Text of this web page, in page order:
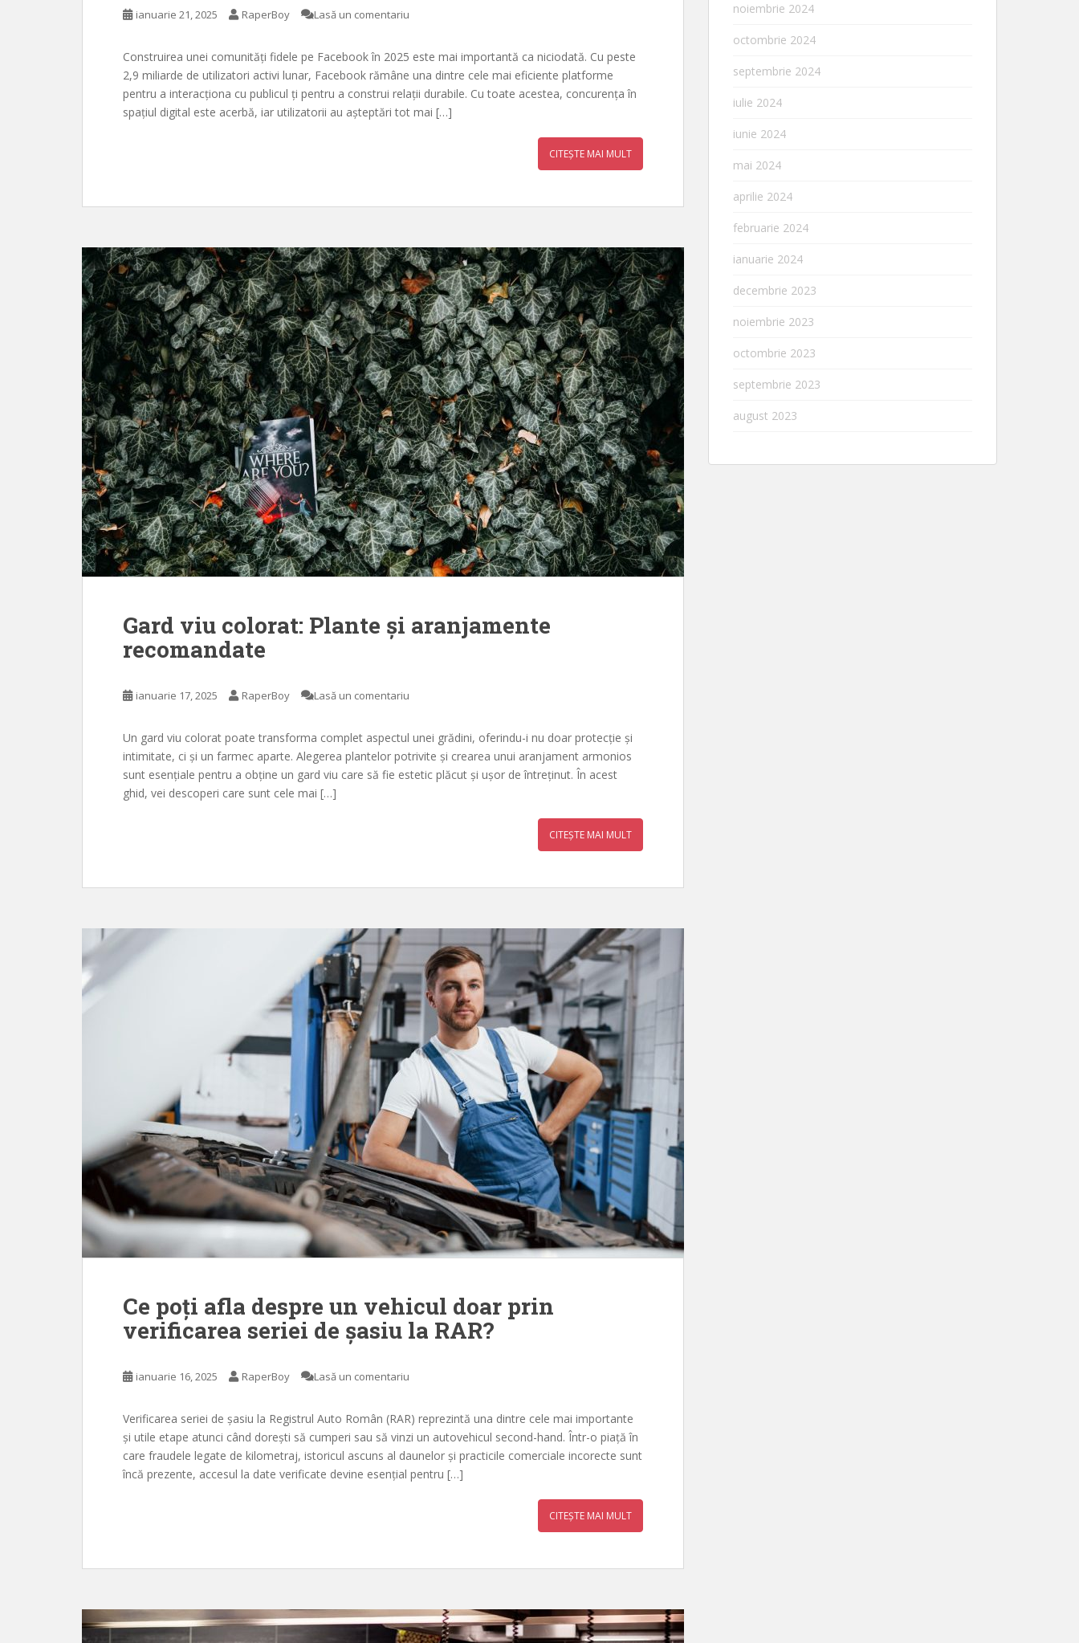
ianuarie 21, 2025 RaperBoy Lasă un comentariu
Construirea unei comunități fidele pe Facebook în 2025 este mai importantă ca niciodată. Cu peste
2,9 miliarde de utilizatori activi lunar, Facebook rămâne una dintre cele mai eficiente platforme
pentru a interacționa cu publicul ți pentru a construi relații durabile. Cu toate acestea, concurența în
spațiul digital este acerbă, iar utilizatorii au așteptări tot mai […]
CITEȘTE MAI MULT
Gard viu colorat: Plante și aranjamente
recomandate
ianuarie 17, 2025 RaperBoy Lasă un comentariu
Un gard viu colorat poate transforma complet aspectul unei grădini, oferindu-i nu doar protecție și
intimitate, ci și un farmec aparte. Alegerea plantelor potrivite și crearea unui aranjament armonios
sunt esențiale pentru a obține un gard viu care să fie estetic plăcut și ușor de întreținut. În acest
ghid, vei descoperi care sunt cele mai […]
CITEȘTE MAI MULT
Ce poți afla despre un vehicul doar prin
verificarea seriei de șasiu la RAR?
ianuarie 16, 2025 RaperBoy Lasă un comentariu
Verificarea seriei de șasiu la Registrul Auto Român (RAR) reprezintă una dintre cele mai importante
și utile etape atunci când dorești să cumperi sau să vinzi un autovehicul second-hand. Într-o piață în
care fraudele legate de kilometraj, istoricul ascuns al daunelor și practicile comerciale incorecte sunt
încă prezente, accesul la date verificate devine esențial pentru […]
CITEȘTE MAI MULT
noiembrie 2024
octombrie 2024
septembrie 2024
iulie 2024
iunie 2024
mai 2024
aprilie 2024
februarie 2024
ianuarie 2024
decembrie 2023
noiembrie 2023
octombrie 2023
septembrie 2023
august 2023